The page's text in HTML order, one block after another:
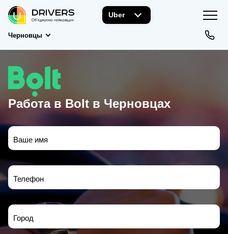
Uber
Черновцы
Работа в Bolt в Черновцах
Ваше имя
Телефон
Город